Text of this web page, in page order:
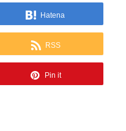
Hatena
RSS
Pin it